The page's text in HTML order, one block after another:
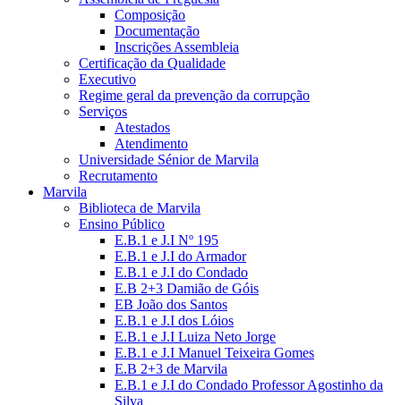
Composição
Documentação
Inscrições Assembleia
Certificação da Qualidade
Executivo
Regime geral da prevenção da corrupção
Serviços
Atestados
Atendimento
Universidade Sénior de Marvila
Recrutamento
Marvila
Biblioteca de Marvila
Ensino Público
E.B.1 e J.I Nº 195
E.B.1 e J.I do Armador
E.B.1 e J.I do Condado
E.B 2+3 Damião de Góis
EB João dos Santos
E.B.1 e J.I dos Lóios
E.B.1 e J.I Luiza Neto Jorge
E.B.1 e J.I Manuel Teixeira Gomes
E.B 2+3 de Marvila
E.B.1 e J.I do Condado Professor Agostinho da
Silva